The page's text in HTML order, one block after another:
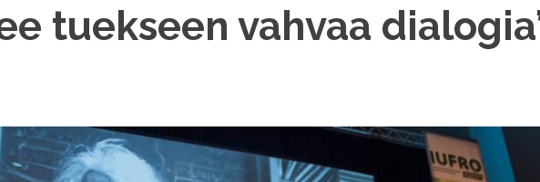
tuekseen vahvaa